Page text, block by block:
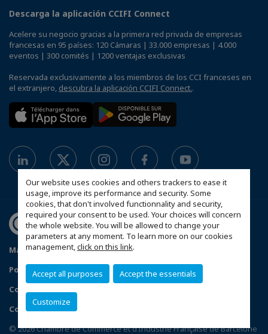
Our website uses cookies and others trackers to ease it
usage, improve its performance and security. Some
cookies, that don't involved functionnality and security,
required your consent to be used. Your choices will concern
the whole website. You will be allowed to change your
parameters at any moment. To learn more on our cookies
management,click on this link.
Accept all purposes Accept the essentials
Customize
Descarga la aplicación CCIFI Connect
Acelere su negocio gracias a la primera red privada de empresas
francesas en 95 países: 120 Cámaras | 33.000 empresas | 4.000
eventos | 300 comités | 1200 ventajas exclusivas
Reservada exclusivamente a los miembros de los CCI franceses en
el extranjero, descubra la aplicación CCIFI Connect..
Mapa del sitio
Política de protección de datos
Política de privacidad
Política de cookies
Condiciones generales de venta
Configure sus preferencias de cookies
© 2026 Chambre de Commerce et d’Industrie Française de Barcelone